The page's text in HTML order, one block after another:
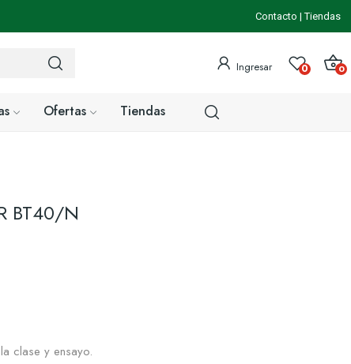
Contacto |Tiendas
Ingresar 0 0
Ofertas Tiendas
BT40/N
clase y ensayo.